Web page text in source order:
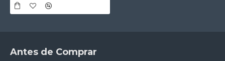
Antes de Comprar